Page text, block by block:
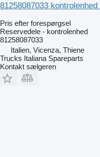
81258087033
Pris efter forespørgsel
Reservedele - kontrolenhed
81258087033
Italien, Vicenza, Thiene
Trucks Italiana Spareparts
Kontakt sælgeren